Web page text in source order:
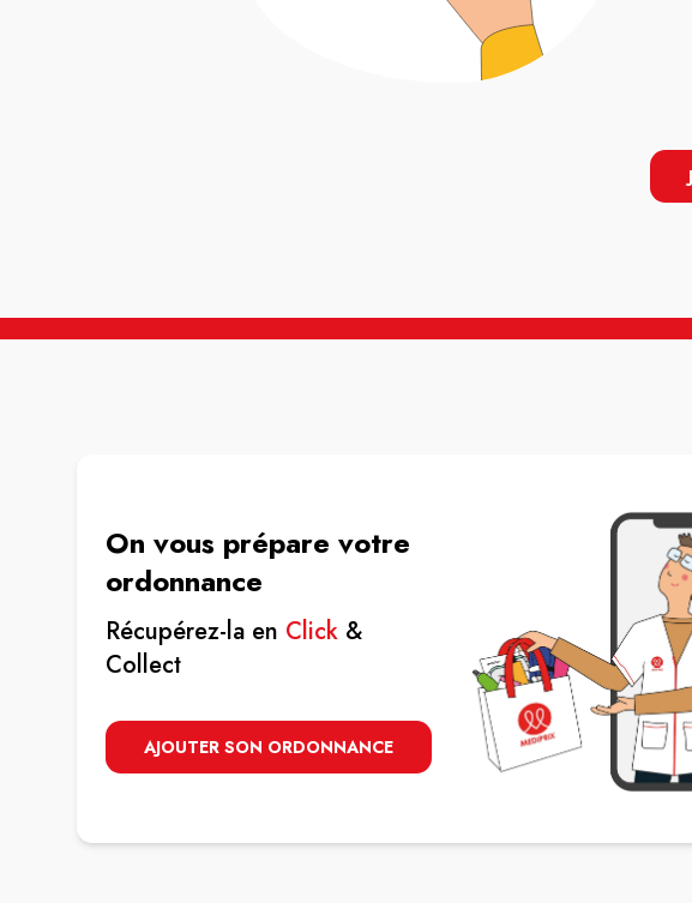
On vous prépare votre
ordonnance
Récupérez-la en Click &
Collect
AJOUTER SON ORDONNANCE